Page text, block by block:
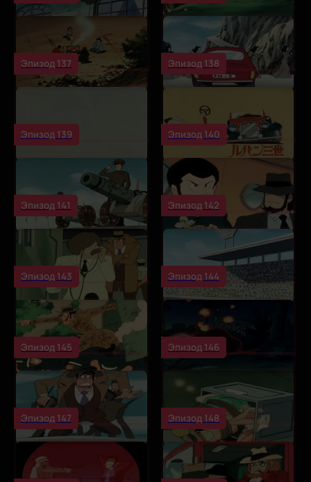
Эпизод 137 Эпизод 138
Эпизод 139 Эпизод 140
Эпизод 141 Эпизод 142
Эпизод 143 Эпизод 144
Эпизод 145 Эпизод 146
Эпизод 147 Эпизод 148